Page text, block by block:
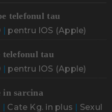
telefonul tau
| pentru IOS (Apple)
tau
| pentru IOS (Apple)
in sarcina
| Cate Kg. in plus | Sexul